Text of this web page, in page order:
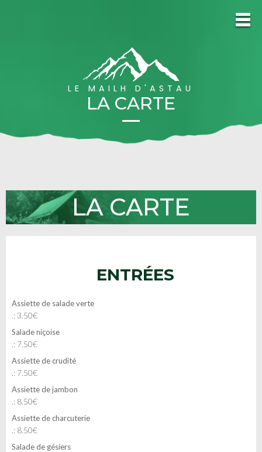
LE MAILH D'ASTAU
LA CARTE
LA CARTE
ENTRÉES
Assiette de salade verte
.: 3.50€
Salade niçoise
.: 7.50€
Assiette de crudité
.: 7.50€
Assiette de jambon
.: 8.50€
Assiette de charcuterie
.: 8.50€
Salade de gésiers